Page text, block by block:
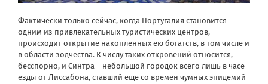
Фактически только сейчас, когда Португалия становится
одним из привлекательных туристических центров,
происходит открытие накопленных ею богатств, в том числе и
в области зодчества. К числу таких откровений относится,
бесспорно, и Синтра – небольшой городок всего лишь в часе
езды от Лиссабона, ставший еще со времен чумных эпидемий